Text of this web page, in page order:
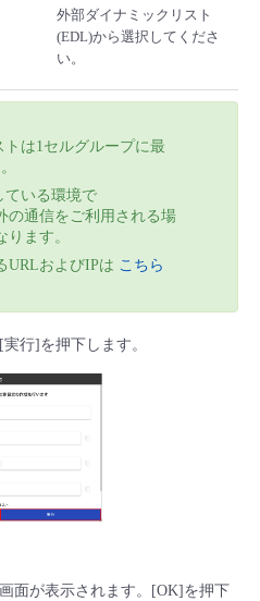
外部ダイナミックリスト
(EDL)から選択してくださ
い。
トは1セルグループに最
ている環境で
の通信をご利用される場
ます。
URLおよびIPは こちら
行]を押下します。
面が表示されます。[OK]を押下